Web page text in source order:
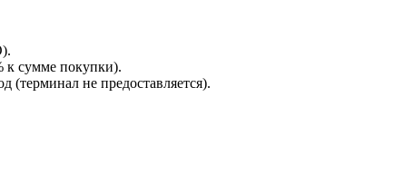
к сумме покупки).
(терминал не предоставляется).